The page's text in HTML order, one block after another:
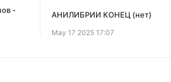
-
АНИЛИБРИИ КОНЕЦ (нет)
May 17 2025 17:07